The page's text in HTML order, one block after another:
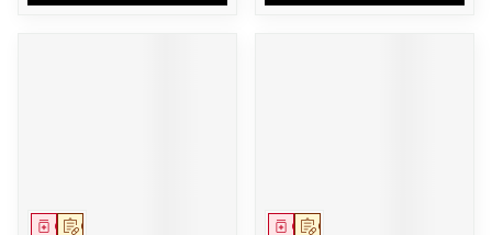
Op voorschrift
Geneesmiddel Op voorschrift
Geneesmiddel